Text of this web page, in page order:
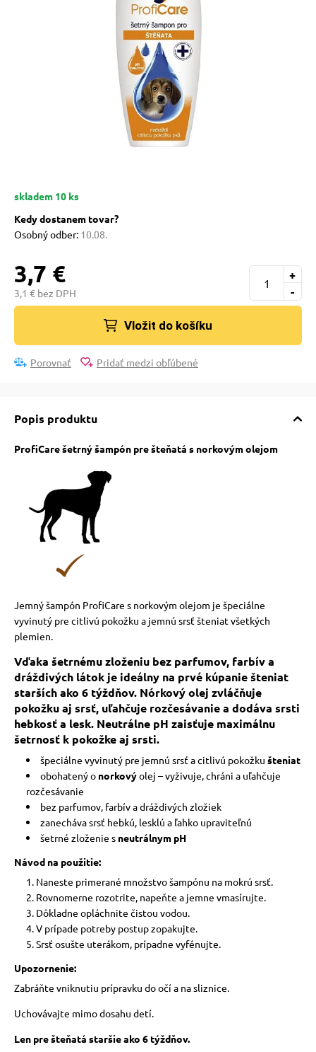
mačky
mačky
podložky
skladem 10 ks
Kedy dostanem tovar?
Osobný odber: 10.08.
3,7 €
3,1 € bez DPH -
+
Vložit do košíku
Porovnať Pridať medzi obľúbené
Popis produktu
ProfiCare šetrný šampón pre šteňatá s norkovým olejom
Jemný šampón ProfiCare s norkovým olejom je špeciálne
vyvinutý pre citlivú pokožku a jemnú srsť šteniat všetkých
plemien.
Vďaka šetrnému zloženiu bez parfumov, farbív a
dráždivých látok je ideálny na prvé kúpanie šteniat
starších ako 6 týždňov. Nórkový olej zvláčňuje
pokožku aj srsť, uľahčuje rozčesávanie a dodáva srsti
hebkosť a lesk. Neutrálne pH zaisťuje maximálnu
šetrnosť k pokožke aj srsti.
špeciálne vyvinutý pre jemnú srsť a citlivú pokožkušteniat
obohatený o norkovýolej – vyživuje, chráni a uľahčuje
rozčesávanie
bez parfumov, farbív a dráždivých zložiek
zanecháva srsť hebkú, lesklú a ľahko upraviteľnú
šetrné zloženie s neutrálnym pH
Návod na použitie:
Naneste primerané množstvo šampónu na mokrú srsť.
Rovnomerne rozotrite, napeňte a jemne vmasírujte.
Dôkladne opláchnite čistou vodou.
V prípade potreby postup zopakujte.
Srsť osušte uterákom, prípadne vyfénujte.
Upozornenie:
Zabráňte vniknutiu prípravku do očí a na sliznice.
Uchovávajte mimo dosahu detí.
Len pre šteňatá staršie ako 6 týždňov.